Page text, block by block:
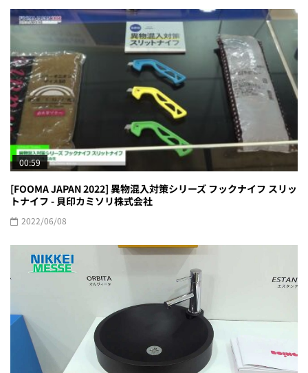
00:59
[FOOMA JAPAN 2022] 異物混入対策シリーズ フックナイフ スリッ
トナイフ - 貝印カミソリ株式会社
2022/06/08